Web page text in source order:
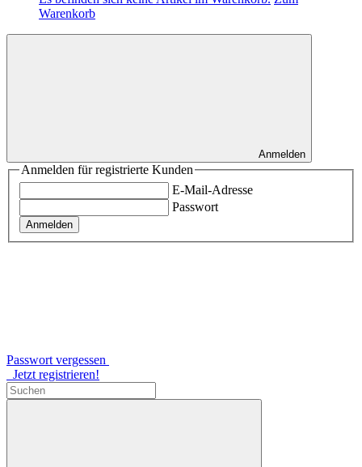
Warenkorb
Anmelden
Anmelden für registrierte Kunden
E-Mail-Adresse
Passwort
Anmelden
Passwort vergessen
Jetzt registrieren!